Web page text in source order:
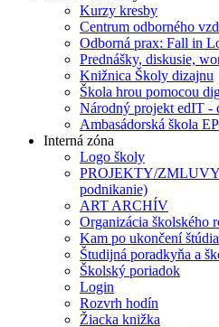
Kurzy kresby
Centrum odborného
Odborná prax: Fall in
Prednášky, diskusie,
Knižnica Školy dizajnu
Škola hrou pomocou
Národný projekt edIT -
Ambasádorská škola EP
Interná zóna
Logo školy
PROJEKTY/
podnikanie)
ART ARCHÍV
Organizácia školského
Kam po ukončení
Študijná poradkyňa a
Školský poriadok
Login
Rozvrh hodín
Žiacka knižka